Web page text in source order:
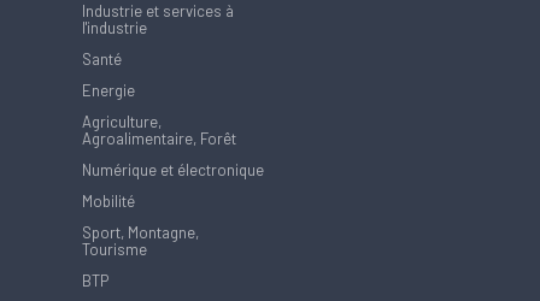
Industrie et services à
l'industrie
Santé
Energie
Agriculture,
Agroalimentaire, Forêt
Numérique et électronique
Mobilité
Sport, Montagne,
Tourisme
BTP